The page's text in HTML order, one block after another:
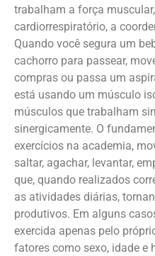
trabalham a força
cardiorrespiratório, a
Quando você segura um
cachorro para passear,
compras ou passa um
está usando um músculo
músculos que trabalham
sinergicamente. O
exercícios na academia,
saltar, agachar, levantar,
que, quando realizados
as atividades diárias,
produtivos. Em alguns
exercida apenas pelo
fatores como sexo, idade e